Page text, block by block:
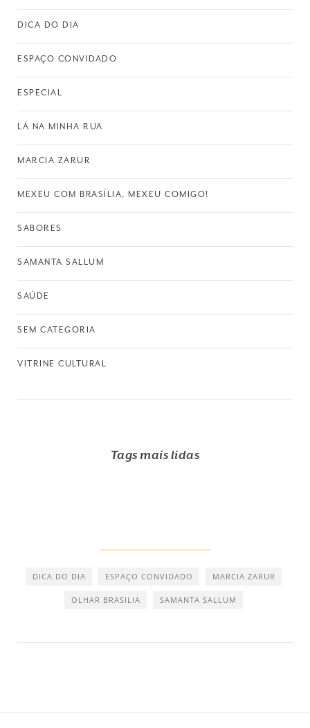
DICA DO DIA
ESPAÇO CONVIDADO
ESPECIAL
LÁ NA MINHA RUA
MARCIA ZARUR
MEXEU COM BRASÍLIA, MEXEU COMIGO!
SABORES
SAMANTA SALLUM
SAÚDE
SEM CATEGORIA
VITRINE CULTURAL
Tags mais lidas
DICA DO DIA ESPAÇO CONVIDADO MARCIA ZARUR
OLHAR BRASILIA SAMANTA SALLUM